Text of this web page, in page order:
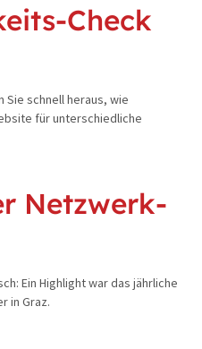
Check
Sie schnell heraus, wie
für unterschiedliche
Netzwerk-
Ein Highlight war das jährliche
in Graz.